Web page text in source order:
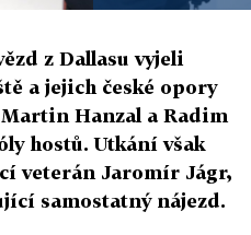
z Dallasu vyjeli
a jejich české opory
Hanzal a Radim
hostů. Utkání však
veterán Jaromír Jágr,
samostatný nájezd.